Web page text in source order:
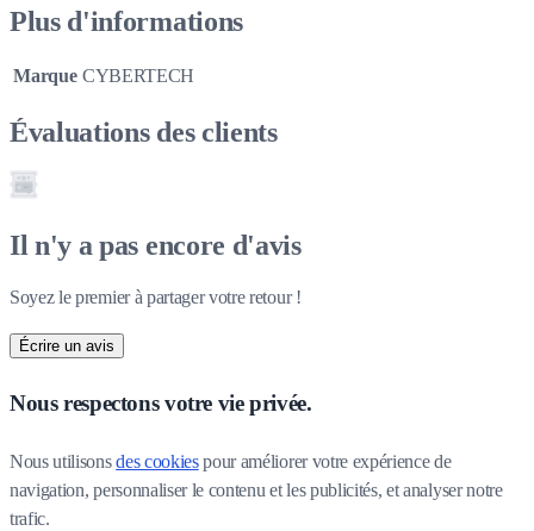
Plus d'informations
Marque CYBERTECH
Évaluations des clients
Il n'y a pas encore d'avis
Soyez le premier à partager votre retour !
Écrire un avis
Nous respectons votre vie privée.
Nous utilisons des cookies pour améliorer votre expérience de
navigation, personnaliser le contenu et les publicités, et analyser notre
trafic.